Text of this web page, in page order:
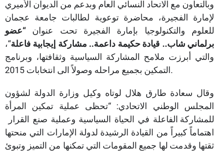
وبالتعاون مع الاتحاد النسائي العام وبدعم من الديوان الأميري
لإمارة الفجيرة، محاضرة توعوية لطالبات جامعة عجمان
للعلوم والتكنولوجيا بإمارة الفجيرة تحت عنوان “عضو
برلماني شاب.. قيادة حكيمة داعمة.. مشاركة إيجابية فاعلة“،
والتي أبرزت ملامح المشاركة السياسية وثقافتها، وبرنامج
التمكين بجميع مراحله وصولاً الى انتخابات 2015.
وقال سعادة طارق هلال لوتاه وكيل وزارة الدولة لشؤون
المجلس الوطني الاتحادي: “تحظى عملية تمكين المرأة
للمشاركة الفاعلة في الحياة السياسية وعملية صنع القرار
اهتماماً كبيراً من القيادة الرشيدة لدولة الإمارات التي منحتها
ثقتها وقدمت لها جميع المقومات التي تمكنها من التميز وتبوئ